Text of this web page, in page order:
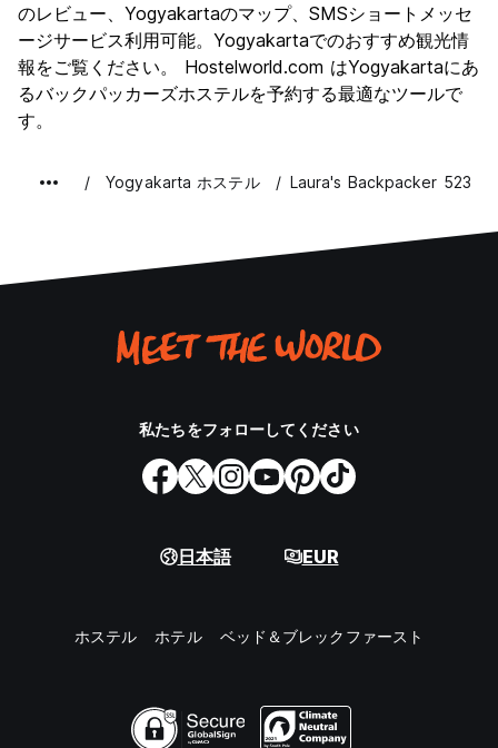
ナイトライフ
6.0
コストパフォーマンス
8.1
のレビュー、Yogyakartaのマップ、SMSショートメッセ
ージサービス利用可能。Yogyakartaでのおすすめ観光情
報をご覧ください。 Hostelworld.com はYogyakartaにあ
るバックパッカーズホステルを予約する最適なツールで
す。
Yogyakarta ホステル Laura's Backpacker 523
私たちをフォローしてください
日本語 EUR
ホステル ホテル ベッド＆ブレックファースト